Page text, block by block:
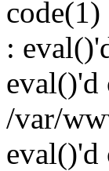
:
eval()'d
/var/
eval()'d